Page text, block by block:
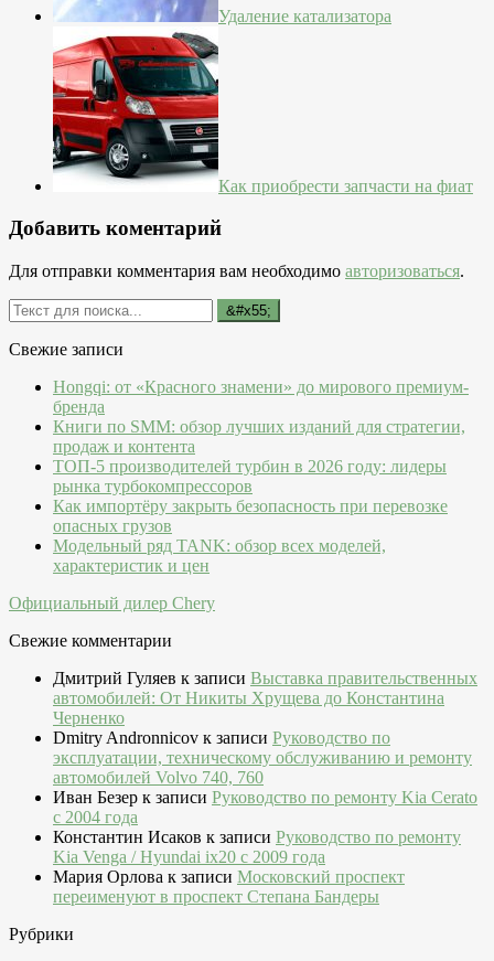
Удаление катализатора
Как приобрести запчасти на фиат
Добавить коментарий
Для отправки комментария вам необходимо авторизоваться.
Свежие записи
Hongqi: от «Красного знамени» до мирового премиум-
бренда
Книги по SMM: обзор лучших изданий для стратегии,
продаж и контента
ТОП-5 производителей турбин в 2026 году: лидеры
рынка турбокомпрессоров
Как импортёру закрыть безопасность при перевозке
опасных грузов
Модельный ряд TANK: обзор всех моделей,
характеристик и цен
Официальный дилер Chery
Свежие комментарии
Дмитрий Гуляев к записи Выставка правительственных
автомобилей: От Никиты Хрущева до Константина
Черненко
Dmitry Andronnicov к записи Руководство по
эксплуатации, техническому обслуживанию и ремонту
автомобилей Volvo 740, 760
Иван Безер к записи Руководство по ремонту Kia Cerato
c 2004 года
Константин Исаков к записи Руководство по ремонту
Kia Venga / Hyundai ix20 c 2009 года
Мария Орлова к записи Московский проспект
переименуют в проспект Степана Бандеры
Рубрики